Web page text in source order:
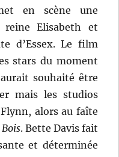
en scène une
Elisabeth et
d’Essex. Le film
stars du moment
souhaité être
mais les studios
alors au faîte
. Bette Davis fait
et déterminée